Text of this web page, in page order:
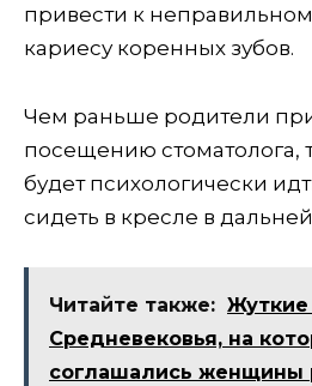
привести к
кариесу коренных зубов.
Чем раньше родители
посещению стоматолога,
будет психологически
сидеть в кресле в
Читайте также:
Средневековья, на
соглашались женщины